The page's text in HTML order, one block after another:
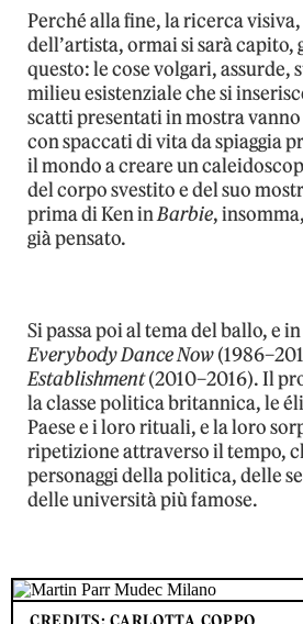
Perché alla fine, laricerca visiva,
dell’artista, ormai si sarà
questo:le cosevolgari, assurde,
milieu esistenziale che si
scatti presentati in mostra vanno
con spaccati di vita da spiaggia
il mondo a creareun
del corpo svestito e del suo
prima di Ken inBarbie,
già pensato.
Si passapoial tema del ballo, e
Everybody Dance Now(1986–
Establishment(2010–2016).Il
la classe politicabritannica, leé
Paese e i loro rituali, ela loro s
ripetizione attraverso il tempo,
personaggi della politica, delle
delle universitàpiù famose.